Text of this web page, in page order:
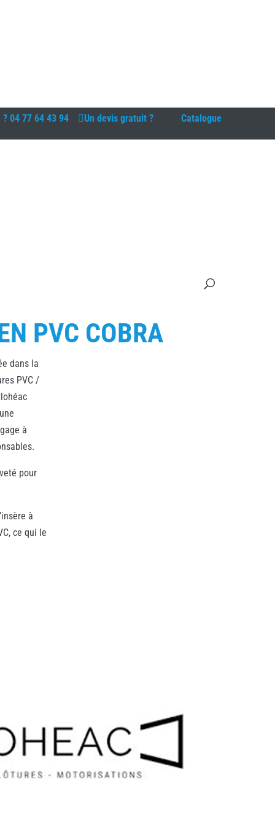
? 04 77 64 43 94 Un devis gratuit ? Catalogue
PVC COBRA
dans la
PVC /
à
pour
à
ce qui le